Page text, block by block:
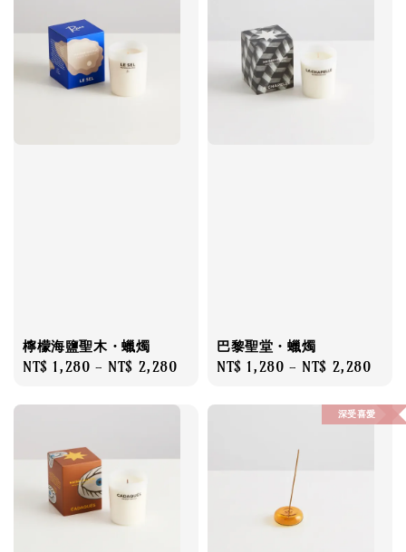
檸檬海鹽聖木・蠟燭
Regular
NT$ 1,280 - NT$ 2,280
巴黎聖堂・蠟燭
Regular
NT$ 1,280 - NT$ 2,280
深受喜愛